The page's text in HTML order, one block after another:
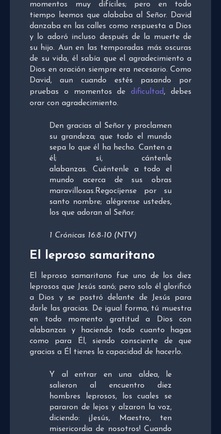
momentos muy difíciles; pero en todo
tiempo leemos que alababa al Señor. David
danzaba en las calles como respuesta a Dios
y lo adoró incluso después de la muerte de
su hijo. Aun en las temporadas más oscuras
de su vida, él sabía que el agradecimiento a
Dios en oración siempre era necesario. Como
David, aun cuando estés pasando por
pruebas o momentos dedificultad, debes
orar con agradecimiento.
Den gracias al Señor y proclamen
su grandeza; que todo el mundo
sepa lo que él ha hecho. Canten a
él; sí, cántenle
alabanzas. Cuéntenle a todo el
mundo acerca de sus obras
maravillosas.Regocíjense por su
santo nombre; alégrense ustedes,
los que adoran al Señor.
1 Crónicas 16:8-10 (NTV)
El leproso samaritano
El leproso samaritano fue uno de los diez
leprosos que Jesús sanó; pero solo él glorificó
a Dios y se postró delante de Jesús para
darle las gracias. De igual forma, tú muestra
en todo momento gratitud a Dios con
alabanzas y haciendo todo cuanto hagas
como para Él, siendo consciente de que
gracias a Él tienes la capacidad de hacerlo.
Y al entrar en una aldea, le
salieron al encuentro diez
hombres leprosos, los cuales se
pararon de lejos y alzaron la voz,
diciendo: ¡Jesús, Maestro, ten
misericordia de nosotros! Cuando